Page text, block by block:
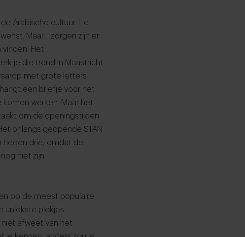
Arabische cultuur. Het
Maar… zorgen zijn er
Het
je die trend in Maastricht
met grote letters
een briefje voor het
werken. Maar het
om de openingstijden
onlangs geopende STAN
heden drie, omdat de
niet zijn.
op de meest populaire
uniekste plekjes
niet afweet van het